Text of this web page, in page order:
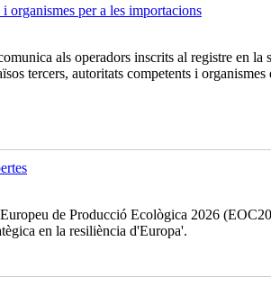
organismes per a les importacions
als operadors inscrits al registre en la
tercers, autoritats competents i
de Producció Ecològica 2026
en la resiliència d'Europa'.